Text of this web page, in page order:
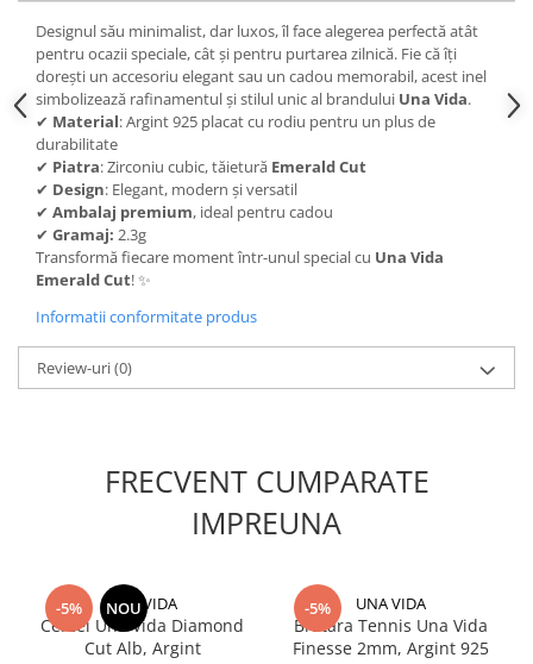
Designul său minimalist, dar luxos, îl face alegerea perfectă atât
pentru ocazii speciale, cât și pentru purtarea zilnică. Fie că îți
dorești un accesoriu elegant sau un cadou memorabil, acest inel
simbolizează rafinamentul și stilul unic al brandului Una Vida.
✔ Material: Argint 925 placat cu rodiu pentru un plus de
durabilitate
✔ Piatra: Zirconiu cubic, tăietură Emerald Cut
✔ Design: Elegant, modern și versatil
✔ Ambalaj premium, ideal pentru cadou
✔ Gramaj: 2.3g
Transformă fiecare moment într-unul special cu Una Vida
Emerald Cut! ✨
Informatii conformitate produs
Review-uri(0)
FRECVENT CUMPARATE
IMPREUNA
-5% NOU
UNA VIDA
Cercei Una Vida Diamond
Cut Alb, Argint
-5% UNA VIDA
Bratara Tennis Una Vida
Finesse 2mm, Argint 925